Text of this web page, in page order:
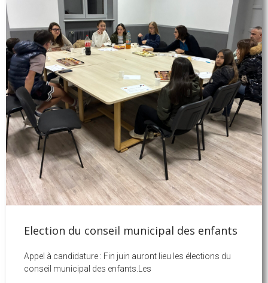
Election du conseil municipal des enfants
Appel à candidature : Fin juin auront lieu les élections du
conseil municipal des enfants.Les